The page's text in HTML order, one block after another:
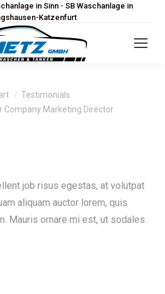
in Sinn - SB Waschanlage in
Katzenfurt
Testimonials
Company Marketing Director
job risus egestas, at volutpat
aliquam auctor lorem, quis
Mauris ornare mi est, ut sodales